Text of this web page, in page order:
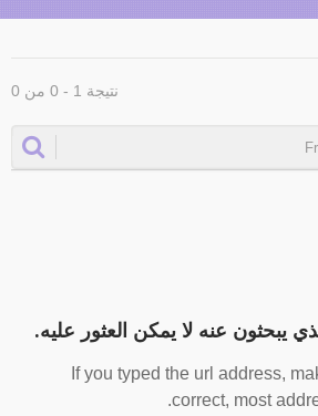
نتيجة 1 - 0 من 0
يبحثون عنه لا يمكن العثور عليه.
If you typed the url address,
correct, most